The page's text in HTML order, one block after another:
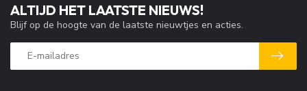
ALTIJD HET LAATSTE NIEUWS!
Blijf op de hoogte van de laatste nieuwtjes en acties.